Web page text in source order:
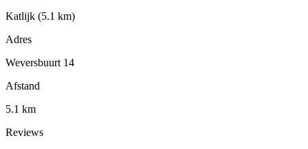
Katlijk (5.1 km)
Adres
Weversbuurt 14
Afstand
5.1 km
Reviews